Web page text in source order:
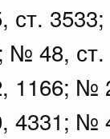
ст.
№ 48,
1166; №
4331; №